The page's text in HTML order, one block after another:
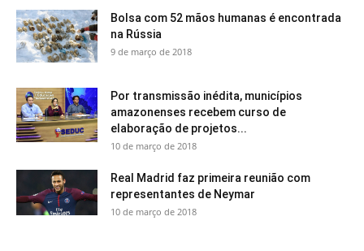
Bolsa com 52 mãos humanas é encontrada
na Rússia
9 de março de 2018
Por transmissão inédita, municípios
amazonenses recebem curso de
elaboração de projetos...
10 de março de 2018
Real Madrid faz primeira reunião com
representantes de Neymar
10 de março de 2018